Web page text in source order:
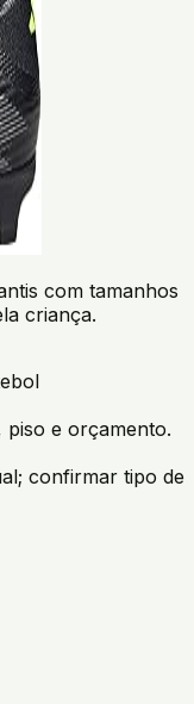
com tamanhos
criança.
e orçamento.
confirmar tipo de